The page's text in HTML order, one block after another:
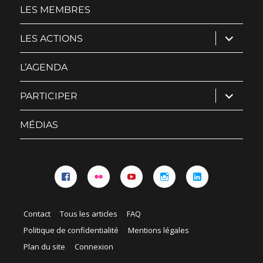
LES MEMBRES
LES ACTIONS ouvrir
le
sous-
L’AGENDA
PARTICIPER ouvrir
le
sous-
MÉDIAS
Contact Tous les articles
FAQ
Politique de confidentialité
Mentions légales
Plan du site
Connexion